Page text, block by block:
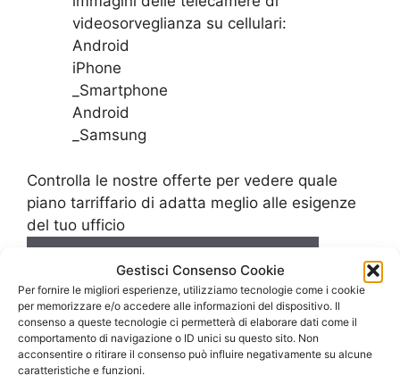
Gestisci Consenso Cookie
Per fornire le migliori esperienze, utilizziamo tecnologie come i cookie
per memorizzare e/o accedere alle informazioni del dispositivo. Il
consenso a queste tecnologie ci permetterà di elaborare dati come il
comportamento di navigazione o ID unici su questo sito. Non
acconsentire o ritirare il consenso può influire negativamente su alcune
caratteristiche e funzioni.
videosorveglianza su cellulari:
Android
iPhone
_Smartphone
Android
_Samsung
Controlla le nostre offerte per vedere quale
piano tarriffario di adatta meglio alle esigenze
del tuo ufficio